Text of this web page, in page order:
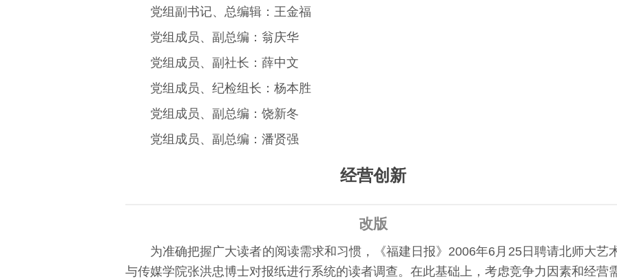
党组副书记、总编辑： 王金福
党组成员、副总编：翁庆华
党组成员、副社长：薛中文
党组成员、纪检组长：杨本胜
党组成员、副总编：饶新冬
党组成员、副总编：潘贤强
经营创新
改版
为准确把握广大读者的阅读需求和习惯，《福建日报》2006年6月25日聘请北师大艺
与传媒学院张洪忠博士对报纸进行系统的读者调查。在此基础上，考虑竞争力因素和经营